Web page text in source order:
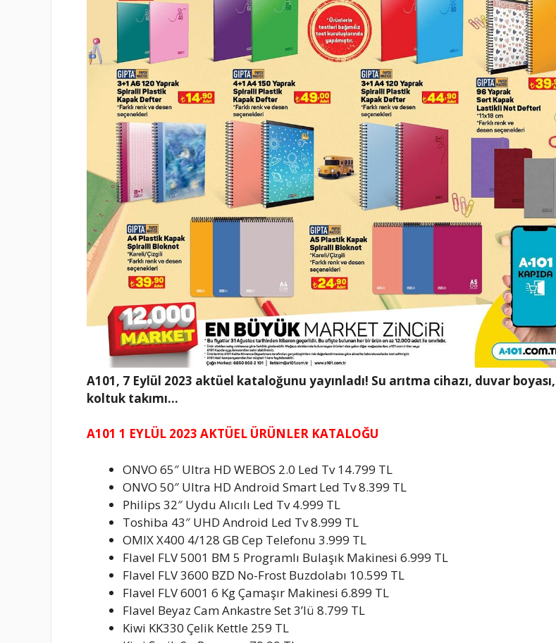
A101, 7 Eylül 2023 aktüel kataloğunu yayınladı! Su arıtma cihazı, duvar boyası,
koltuk takımı…
A101 1 EYLÜL 2023 AKTÜEL ÜRÜNLER KATALOĞU
ONVO 65″ Ultra HD WEBOS 2.0 Led Tv 14.799 TL
ONVO 50″ Ultra HD Android Smart Led Tv 8.399 TL
Philips 32″ Uydu Alıcılı Led Tv 4.999 TL
Toshiba 43″ UHD Android Led Tv 8.999 TL
OMIX X400 4/128 GB Cep Telefonu 3.999 TL
Flavel FLV 5001 BM 5 Programlı Bulaşık Makinesi 6.999 TL
Flavel FLV 3600 BZD No-Frost Buzdolabı 10.599 TL
Flavel FLV 6001 6 Kg Çamaşır Makinesi 6.899 TL
Flavel Beyaz Cam Ankastre Set 3’lü 8.799 TL
Kiwi KK330 Çelik Kettle 259 TL